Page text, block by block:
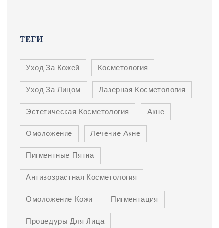
ТЕГИ
Уход За Кожей
Косметология
Уход За Лицом
Лазерная Косметология
Эстетическая Косметология
Акне
Омоложение
Лечение Акне
Пигментные Пятна
Антивозрастная Косметология
Омоложение Кожи
Пигментация
Процедуры Для Лица